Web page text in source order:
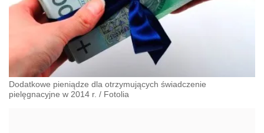
Dodatkowe pieniądze dla otrzymujących świadczenie
pielęgnacyjne w 2014 r. / Fotolia